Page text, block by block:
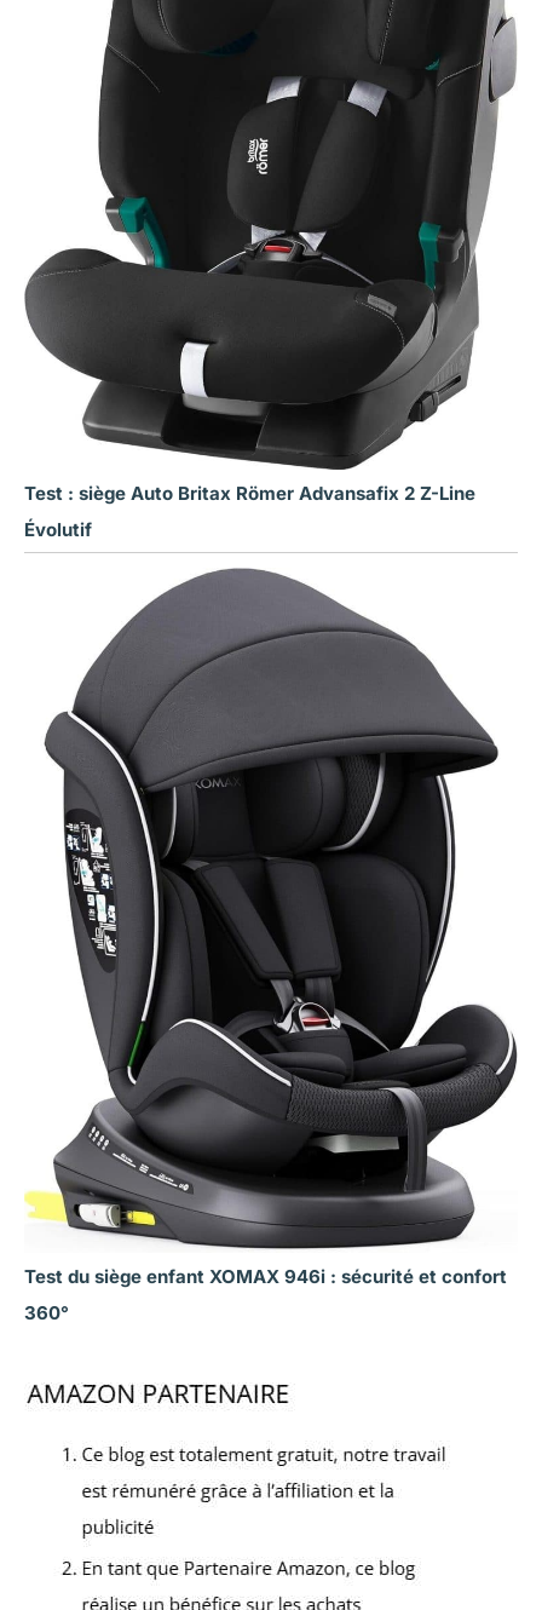
Test : siège Auto Britax Römer Advansafix 2 Z-Line
Évolutif
Test du siège enfant XOMAX 946i : sécurité et confort
360°